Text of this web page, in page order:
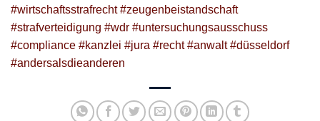
#wirtschaftsstrafrecht#zeugenbeistandschaft
#strafverteidigung #wdr #untersuchungsausschuss
#compliance #kanzlei #jura #recht#anwalt#düsseldorf
#andersalsdieanderen